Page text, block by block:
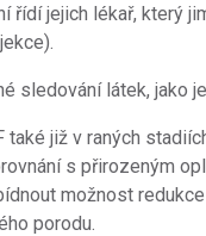
řídí jejich lékař, který
sledování látek, jako
již v raných
s přirozeným
možnost
porodu.